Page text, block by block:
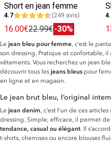
Short en jean femme
4.7 (249 avis)
16.00€22.99€-30%
Le jean bleu pour femme , c’est le
son dressing. Pratique et confortable, il
vêtements. Vous recherchez un jean
découvrir tous les jeans bleus pour
en ligne et en magasin.
Le jean brut bleu, l’original
Le jean denim , c’est l’un de ces
dressing. Simple, efficace, il permet
tendance, casual ou élégant. Il
t-shirts, chemises ou encore blouses